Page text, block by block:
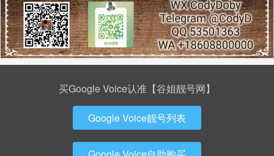
买Google Voice认准【谷姐靓号网】
Google Voice靓号列表